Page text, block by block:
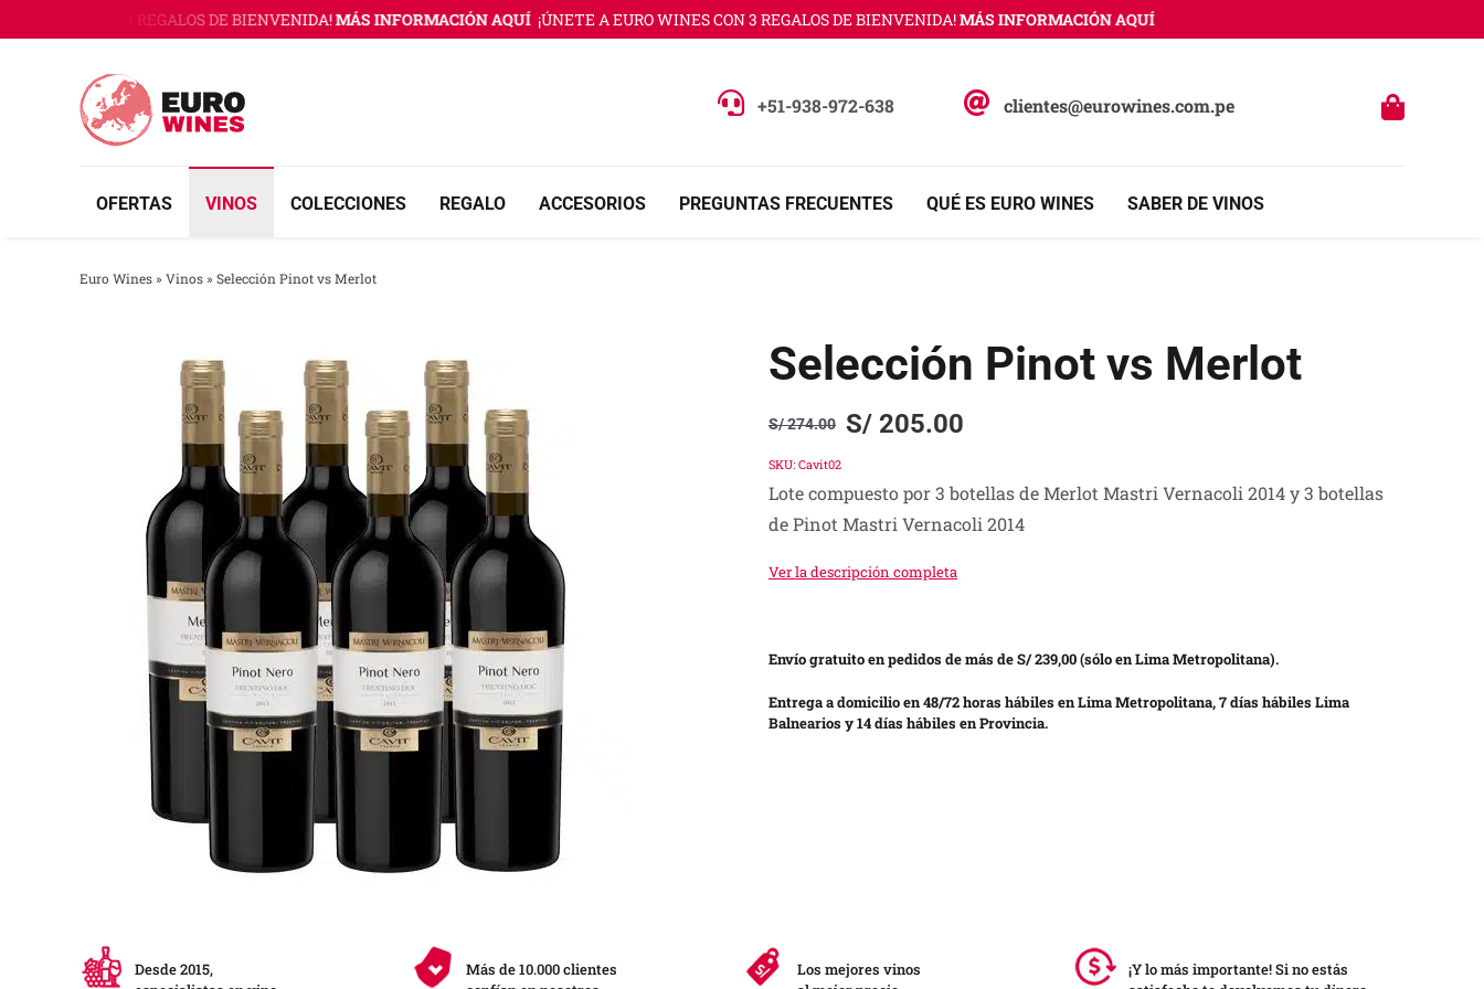
al
WINES CON 3 REGALOS DE BIENVENIDA!MÁS INFORMACIÓN AQUÍ ¡ÚNETE A EURO WINES CON 3 REGALOS DE BIENVENIDA!MÁS INFORMACIÓN AQUÍ
+51-938-972-638 clientes@eurowines.com.pe
OFERTAS VINOS COLECCIONES REGALO ACCESORIOS PREGUNTAS FRECUENTES QUÉ ES EURO WINES SABER DE VINOS
Euro Wines» Vinos» Selección Pinot vs Merlot
Selección Pinot vs Merlot
S/274.00
Original
price
was:
S/ 274.00.
S/205.00
Current
price
is:
S/ 205.00.
SKU: Cavit02
Lote compuesto por 3 botellas de Merlot Mastri Vernacoli 2014 y 3 botellas
de Pinot Mastri Vernacoli 2014
Ver la descripción completa
Envío gratuito en pedidos de más de S/ 239,00 (sólo en Lima Metropolitana).
Entrega a domicilio en 48/72 horas hábiles en Lima Metropolitana, 7 días hábiles Lima
Balnearios y 14 días hábiles en Provincia.
Desde 2015,
Más de 10.000 clientes
Los mejores vinos
¡Y lo más importante! Si no estás